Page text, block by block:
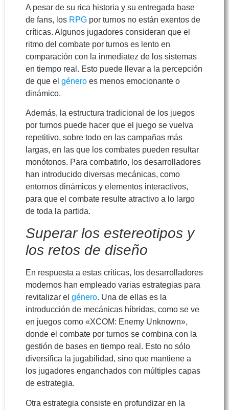
A pesar de su rica historia y su entregada base
de fans, los RPG por turnos no están exentos de
críticas. Algunos jugadores consideran que el
ritmo del combate por turnos es lento en
comparación con la inmediatez de los sistemas
en tiempo real. Esto puede llevar a la percepción
de que el género es menos emocionante o
dinámico.
Además, la estructura tradicional de los juegos
por turnos puede hacer que el juego se vuelva
repetitivo, sobre todo en las campañas más
largas, en las que los combates pueden resultar
monótonos. Para combatirlo, los desarrolladores
han introducido diversas mecánicas, como
entornos dinámicos y elementos interactivos,
para que el combate resulte atractivo a lo largo
de toda la partida.
Superar los estereotipos y
los retos de diseño
En respuesta a estas críticas, los desarrolladores
modernos han empleado varias estrategias para
revitalizar el género. Una de ellas es la
introducción de mecánicas híbridas, como se ve
en juegos como «XCOM: Enemy Unknown»,
donde el combate por turnos se combina con la
gestión de bases en tiempo real. Esto no sólo
diversifica la jugabilidad, sino que mantiene a
los jugadores enganchados con múltiples capas
de estrategia.
Otra estrategia consiste en profundizar en la